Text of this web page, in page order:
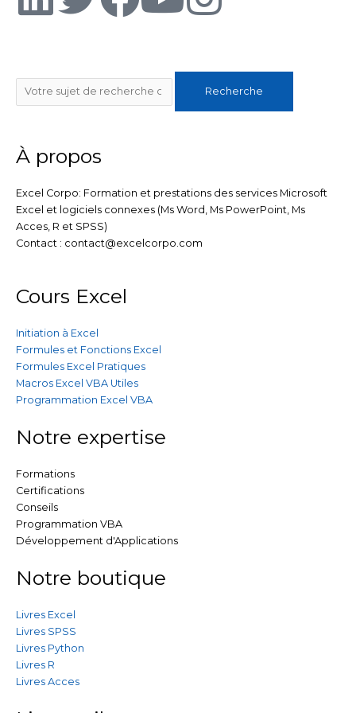
n
k
e
d
i
i
t
t
e
r
c
e
o
o
u
t
b
e
s
t
g
Rechercher
Recherche
À propos
Excel Corpo: Formation et prestations des services Microsoft
Excel et logiciels connexes (Ms Word, Ms PowerPoint, Ms
Acces, R et SPSS)
Contact : contact@excelcorpo.com
Cours Excel
Initiation à Excel
Formules et Fonctions Excel
Formules Excel Pratiques
Macros Excel VBA Utiles
Programmation Excel VBA
Notre expertise
Formations
Certifications
Conseils
Programmation VBA
Développement d'Applications
Notre boutique
Livres Excel
Livres SPSS
Livres Python
Livres R
Livres Acces